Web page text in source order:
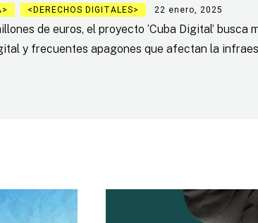
DERECHOS DIGITALES 22 enero, 2025
de euros, el proyecto ‘Cuba Digital’
y frecuentes apagones que afectan la